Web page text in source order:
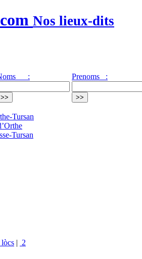
Nos lieux-dits
: Prenoms :
Tursan
Tursan
lòcs | 2